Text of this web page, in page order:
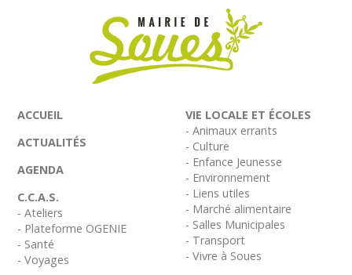
ACCUEIL
ACTUALITÉS
AGENDA
C.C.A.S.
- Ateliers
- Plateforme OGENIE
- Santé
- Voyages
VIE LOCALE ET ÉCOLES
- Animaux errants
- Culture
- Enfance Jeunesse
- Environnement
- Liens utiles
- Marché alimentaire
- Salles Municipales
- Transport
- Vivre à Soues